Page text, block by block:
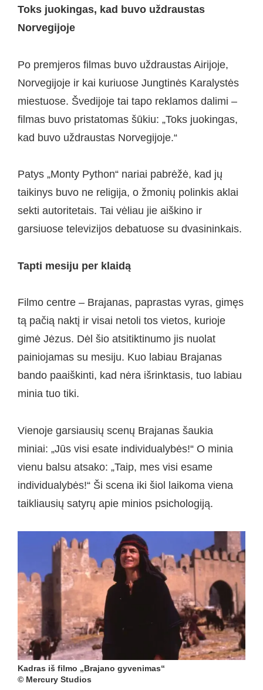
Toks juokingas, kad buvo uždraustas
Norvegijoje
Po premjeros filmas buvo uždraustas Airijoje,
Norvegijoje ir kai kuriuose Jungtinės Karalystės
miestuose. Švedijoje tai tapo reklamos dalimi –
filmas buvo pristatomas šūkiu: „Toks juokingas,
kad buvo uždraustas Norvegijoje.“
Patys „Monty Python“ nariai pabrėžė, kad jų
taikinys buvo ne religija, o žmonių polinkis aklai
sekti autoritetais. Tai vėliau jie aiškino ir
garsiuose televizijos debatuose su dvasininkais.
Tapti mesiju per klaidą
Filmo centre – Brajanas, paprastas vyras, gimęs
tą pačią naktį ir visai netoli tos vietos, kurioje
gimė Jėzus. Dėl šio atsitiktinumo jis nuolat
painiojamas su mesiju. Kuo labiau Brajanas
bando paaiškinti, kad nėra išrinktasis, tuo labiau
minia tuo tiki.
Vienoje garsiausių scenų Brajanas šaukia
miniai: „Jūs visi esate individualybės!“ O minia
vienu balsu atsako: „Taip, mes visi esame
individualybės!“ Ši scena iki šiol laikoma viena
taikliausių satyrų apie minios psichologiją.
Kadras iš filmo „Brajano gyvenimas“
© Mercury Studios